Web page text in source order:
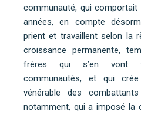
communauté, qui
années, en compte
prient et travaillent selon la
croissance permanente,
frères qui s’en vont
communautés, et qui
vénérable des
notamment, qui a imposé la